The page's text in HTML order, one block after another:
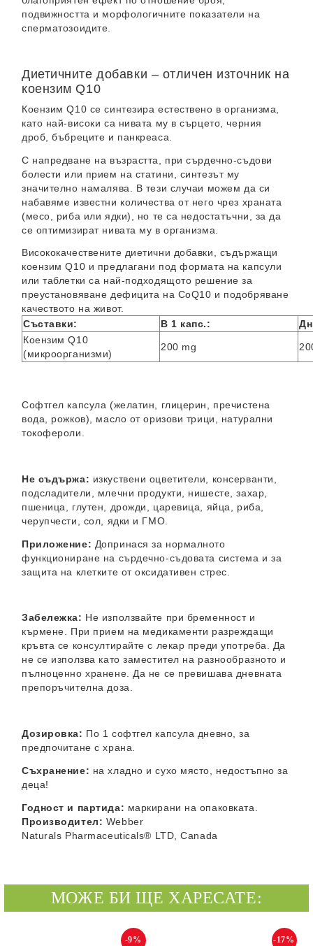
подвижността и морфологичните показатели на
сперматозоидите.
Диетичните добавки – отличен източник на
коензим Q10
Коензим Q10 се синтезира естествено в организма,
като най-високи са нивата му в сърцето, черния
дроб, бъбреците и панкреаса.
С напредване на възрастта, при сърдечно-съдови
болести или прием на статини, синтезът му
значително намалява. В тези случаи можем да си
набавяме известни количества от него чрез храната
(месо, риба или ядки), но те са недостатъчни, за да
се оптимизират нивата му в организма.
Висококачествените диетични добавки, съдържащи
коензим Q10 и предлагани под формата на капсули
или таблетки са най-подходящото решение за
преустановяване дефицита на CoQ10 и подобряване
качеството на живот.
Съставки:
В 1 капс.:
Коензим Q10
(микроорганизми)
200 mg
Софтгел капсула (желатин, глицерин, пречистена
вода, рожков), масло от оризови трици, натурални
токофероли.
Не съдържа: изкуствени оцветители, консерванти,
подсладители, млечни продукти, нишесте, захар,
пшеница, глутен, дрожди, царевица, яйца, риба,
черупчести, сол, ядки и ГМО.
Приложение: Допринася за нормалното
функциониране на сърдечно-съдовата система и за
защита на клетките от оксидативен стрес.
Забележка: Не използвайте при бременност и
кърмене. При прием на медикаменти разреждащи
кръвта се консултирайте с лекар преди употреба. Да
не се използва като заместител на разнообразното и
пълноценно хранене. Да не се превишава дневната
препоръчителна доза.
Дозировка: По 1 софтгел капсула дневно, за
предпочитане с храна.
Съхранение: на хладно и сухо място, недостъпно за
деца!
Годност и партида: маркирани на опаковката.
Производител: Webber
Naturals Pharmaceuticals® LTD, Canada
МОЖЕ БИ ЩЕ ХАРЕСАТЕ:
-9% -17%